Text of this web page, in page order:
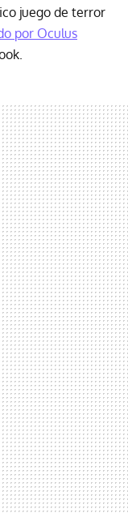
juego de terror
por Oculus